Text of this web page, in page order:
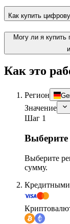
Как купить
Могу ли я купить
Как это
Регион
Значение
Шаг 1
Выберите
сумму.